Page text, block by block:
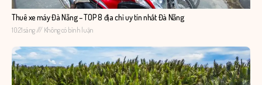
Thuê xe máy Đà Nẵng – TOP 8 địa chỉ uy tín nhất Đà Nẵng
10:21 sáng Không có bình luận